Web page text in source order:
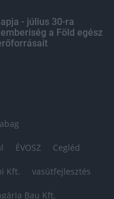
- július 30-ra
a Föld egész
ÉVOSZ Cegléd
Kft. vasútfejlesztés
Bau Kft.